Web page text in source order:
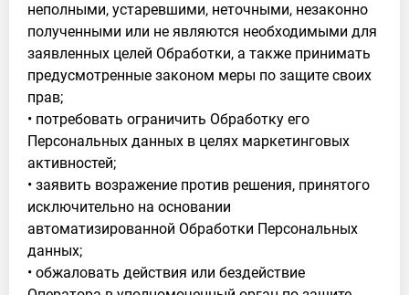
неполными, устаревшими, неточными, незаконно
полученными или не являются необходимыми для
заявленных целей Обработки, а также принимать
предусмотренные законом меры по защите своих
прав;
• потребовать ограничить Обработку его
Персональных данных в целях маркетинговых
активностей;
• заявить возражение против решения, принятого
исключительно на основании
автоматизированной Обработки Персональных
данных;
• обжаловать действия или бездействие